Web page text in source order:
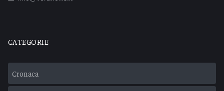
CATEGORIE
Cronaca